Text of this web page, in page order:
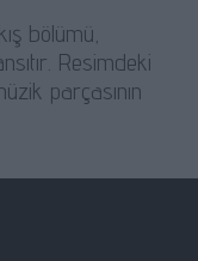
bölümü,
Resimdeki
parçasının